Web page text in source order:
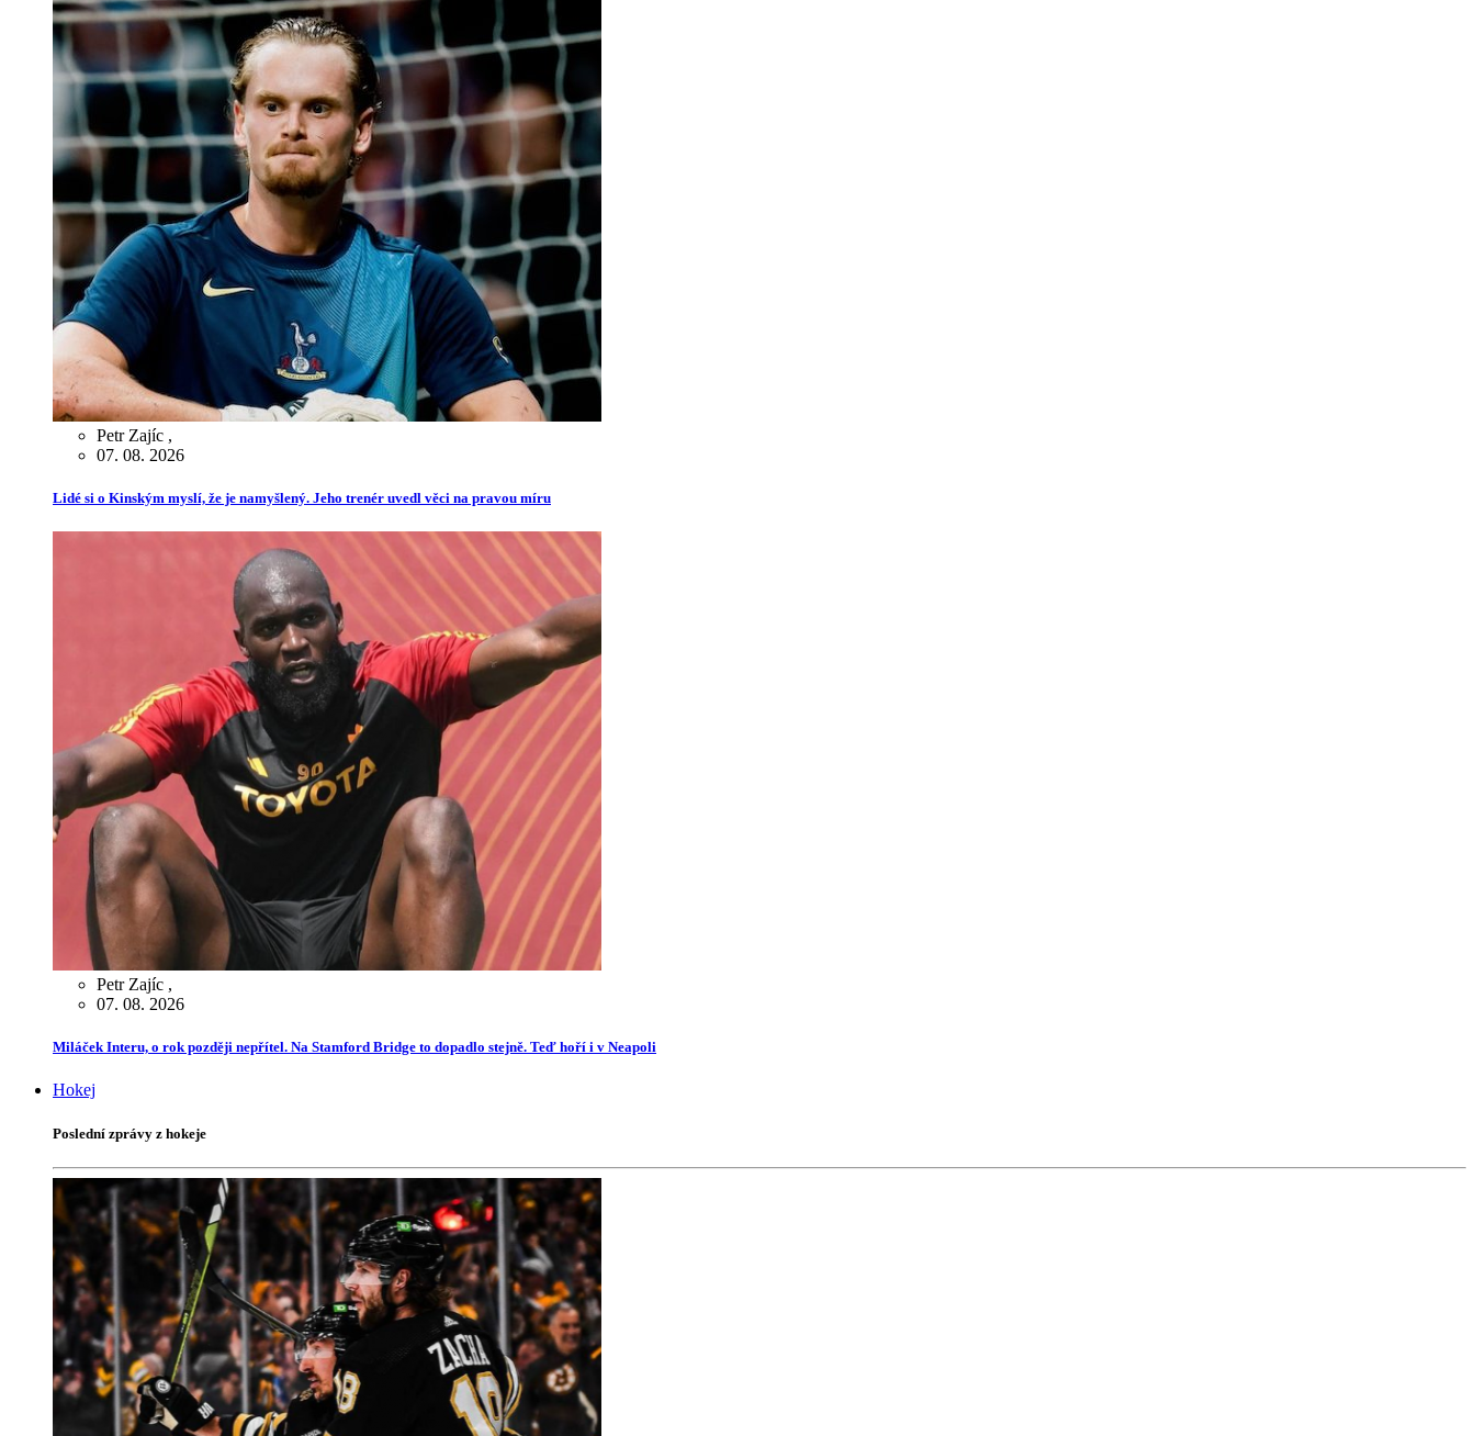
Petr Zajíc ,
07. 08. 2026
Lidé si o Kinským myslí, že je namyšlený. Jeho trenér uvedl věci na pravou míru
Petr Zajíc ,
07. 08. 2026
Miláček Interu, o rok později nepřítel. Na Stamford Bridge to dopadlo stejně. Teď hoří i v Neapoli
Hokej
Poslední zprávy z hokeje